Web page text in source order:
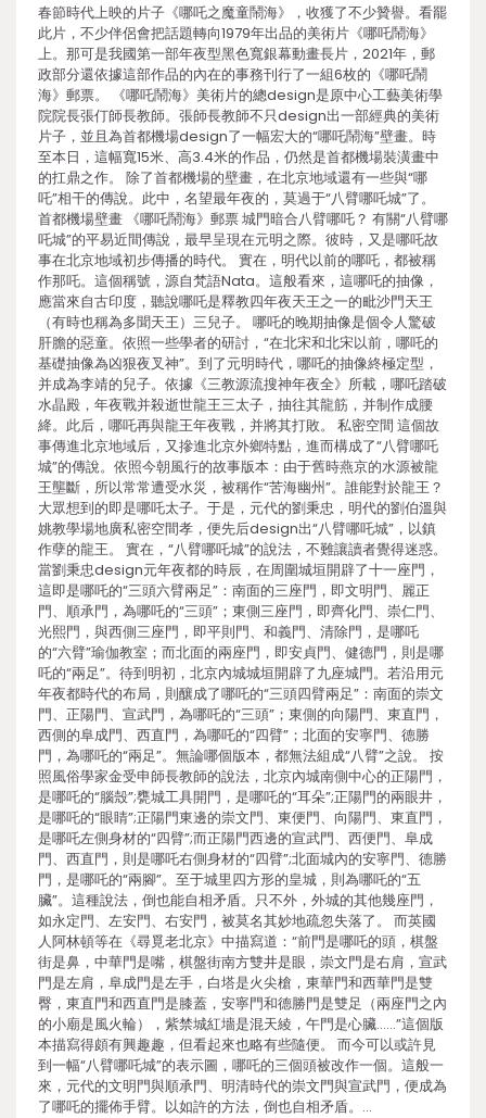
春節時代上映的片子《哪吒之魔童鬧海》，收獲了不少贊譽。看罷
此片，不少伴侶會把話題轉向1979年出品的美術片《哪吒鬧海》
上。那可是我國第一部年夜型黑色寬銀幕動畫長片，2021年，郵
政部分還依據這部作品的內在的事務刊行了一組6枚的《哪吒鬧
海》郵票。 《哪吒鬧海》美術片的總design是原中心工藝美術學
院院長張仃師長教師。張師長教師不只design出一部經典的美術
片子，並且為首都機場design了一幅宏大的“哪吒鬧海”壁畫。時
至本日，這幅寬15米、高3.4米的作品，仍然是首都機場裝潢畫中
的扛鼎之作。 除了首都機場的壁畫，在北京地域還有一些與“哪
吒”相干的傳說。此中，名望最年夜的，莫過于“八臂哪吒城”了。
首都機場壁畫 《哪吒鬧海》郵票 城門暗合八臂哪吒？ 有關“八臂哪
吒城”的平易近間傳說，最早呈現在元明之際。彼時，又是哪吒故
事在北京地域初步傳播的時代。 實在，明代以前的哪吒，都被稱
作那吒。這個稱號，源自梵語Nata。這般看來，這哪吒的抽像，
應當來自古印度，聽說哪吒是釋教四年夜天王之一的毗沙門天王
（有時也稱為多聞天王）三兒子。 哪吒的晚期抽像是個令人驚破
肝膽的惡童。依照一些學者的研討，“在北宋和北宋以前，哪吒的
基礎抽像為凶狠夜叉神”。到了元明時代，哪吒的抽像終極定型，
并成為李靖的兒子。依據《三教源流搜神年夜全》所載，哪吒踏破
水晶殿，年夜戰并殺逝世龍王三太子，抽往其龍筋，并制作成腰
絳。此后，哪吒再與龍王年夜戰，并將其打敗。 私密空間 這個故
事傳進北京地域后，又摻進北京外鄉特點，進而構成了“八臂哪吒
城”的傳說。依照今朝風行的故事版本：由于舊時燕京的水源被龍
王壟斷，所以常常遭受水災，被稱作“苦海幽州”。誰能對於龍王？
大眾想到的即是哪吒太子。于是，元代的劉秉忠，明代的劉伯溫與
姚教學場地廣私密空間孝，便先后design出“八臂哪吒城”，以鎮
作孽的龍王。 實在，“八臂哪吒城”的說法，不難讓讀者覺得迷惑。
當劉秉忠design元年夜都的時辰，在周圍城垣開辟了十一座門，
這即是哪吒的“三頭六臂兩足”：南面的三座門，即文明門、麗正
門、順承門，為哪吒的“三頭”；東側三座門，即齊化門、崇仁門、
光熙門，與西側三座門，即平則門、和義門、清除門，是哪吒
的“六臂”瑜伽教室；而北面的兩座門，即安貞門、健德門，則是哪
吒的“兩足”。待到明初，北京內城城垣開辟了九座城門。若沿用元
年夜都時代的布局，則釀成了哪吒的“三頭四臂兩足”：南面的崇文
門、正陽門、宣武門，為哪吒的“三頭”；東側的向陽門、東直門，
西側的阜成門、西直門，為哪吒的“四臂”；北面的安寧門、德勝
門，為哪吒的“兩足”。無論哪個版本，都無法組成“八臂”之說。 按
照風俗學家金受申師長教師的說法，北京內城南側中心的正陽門，
是哪吒的“腦殼”;甕城工具開門，是哪吒的“耳朵”;正陽門的兩眼井，
是哪吒的“眼睛”;正陽門東邊的崇文門、東便門、向陽門、東直門，
是哪吒左側身材的“四臂”;而正陽門西邊的宣武門、西便門、阜成
門、西直門，則是哪吒右側身材的“四臂”;北面城內的安寧門、德勝
門，是哪吒的“兩腳”。至于城里四方形的皇城，則為哪吒的“五
臟”。這種說法，倒也能自相矛盾。只不外，外城的其他幾座門，
如永定門、左安門、右安門，被莫名其妙地疏忽失落了。 而英國
人阿林頓等在《尋覓老北京》中描寫道：“前門是哪吒的頭，棋盤
街是鼻，中華門是嘴，棋盤街南方雙井是眼，崇文門是右肩，宣武
門是左肩，阜成門是左手，白塔是火尖槍，東華門和西華門是雙
臀，東直門和西直門是膝蓋，安寧門和德勝門是雙足（兩座門之內
的小廟是風火輪），紫禁城紅墻是混天綾，午門是心臟……”這個版
本描寫得頗有興趣趣，但看起來也略有些隨便。 而今可以或許見
到一幅“八臂哪吒城”的表示圖，哪吒的三個頭被改作一個。這般一
來，元代的文明門與順承門、明清時代的崇文門與宣武門，便成為
了哪吒的擺佈手臂。以如許的方法，倒也自相矛盾。…